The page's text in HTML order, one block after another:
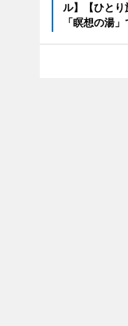
ル】【ひと
「瞑想の湯